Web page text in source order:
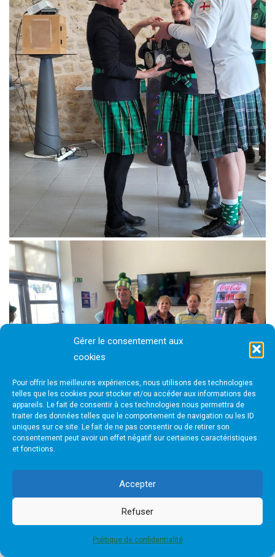
Gérer le consentement aux
cookies
Pour offrir les meilleures expériences, nous utilisons des technologies
telles que les cookies pour stocker et/ou accéder aux informations des
appareils. Le fait de consentir à ces technologies nous permettra de
traiter des données telles que le comportement de navigation ou les ID
uniques sur ce site. Le fait de ne pas consentir ou de retirer son
consentement peut avoir un effet négatif sur certaines caractéristiques
et fonctions.
Accepter
Refuser
Politique de confidentialité